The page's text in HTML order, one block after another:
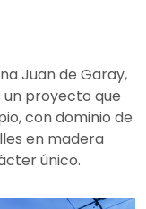
Juan de Garay,
un proyecto que
con dominio de
en madera
único.